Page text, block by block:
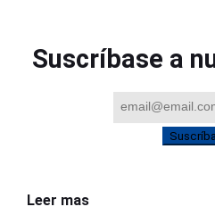
Suscríbase a
Leer mas